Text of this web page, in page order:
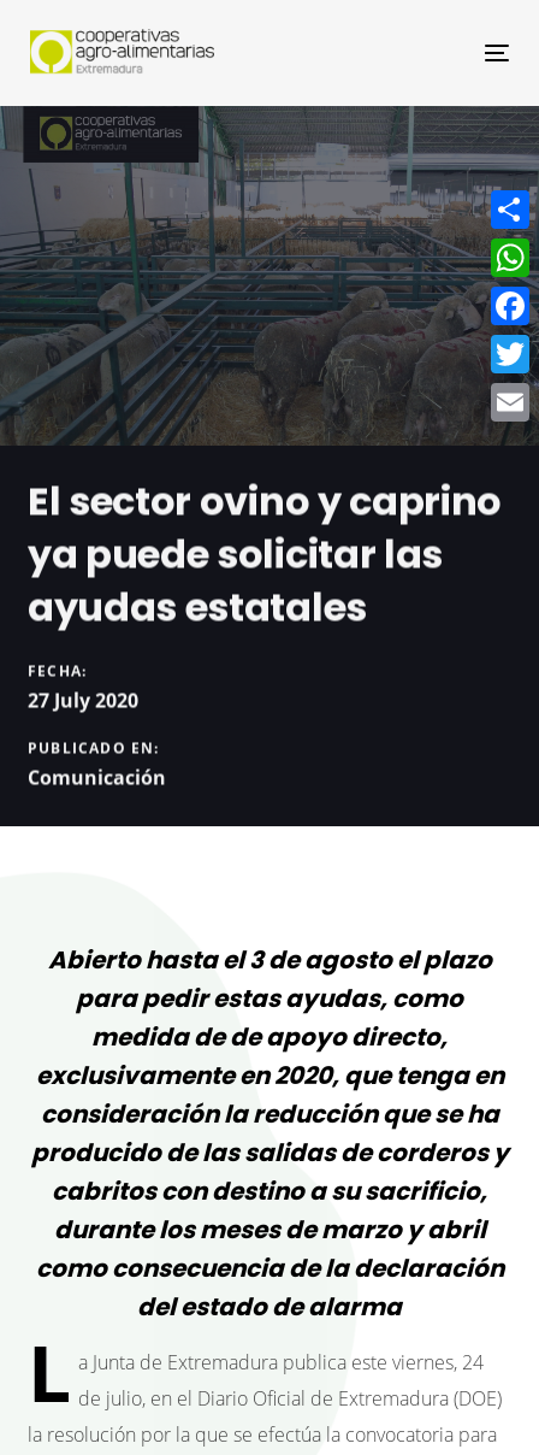
El sector ovino y caprino
ya puede solicitar las
ayudas estatales
FECHA:
27 July 2020
PUBLICADO EN:
Comunicación
Abierto hasta el 3 de agosto el plazo
para pedir estas ayudas, como
medida de de apoyo directo,
exclusivamente en 2020, que tenga en
consideración la reducción que se ha
producido de las salidas de corderos y
cabritos con destino a su sacrificio,
durante los meses de marzo y abril
como consecuencia de la declaración
del estado de alarma
L a Junta de Extremadura publica este viernes, 24
de julio, en el Diario Oficial de Extremadura (DOE)
la resolución por la que se efectúa la convocatoria para
Email